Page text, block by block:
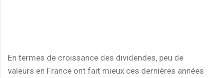
En termes de croissance des dividendes, peu de
valeurs en France ont fait mieux ces dernières années